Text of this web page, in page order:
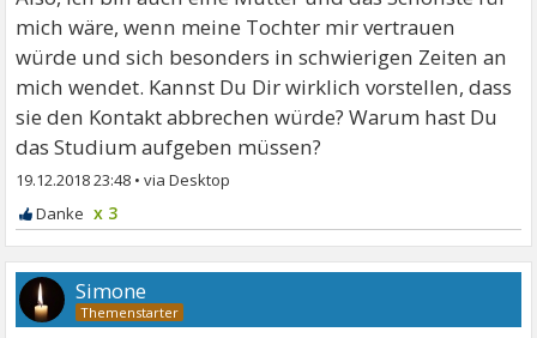
mich wäre, wenn meine Tochter mir vertrauen
würde und sich besonders in schwierigen Zeiten an
mich wendet. Kannst Du Dir wirklich vorstellen, dass
sie den Kontakt abbrechen würde? Warum hast Du
das Studium aufgeben müssen?
19.12.2018 23:48 •
x 3
Simone